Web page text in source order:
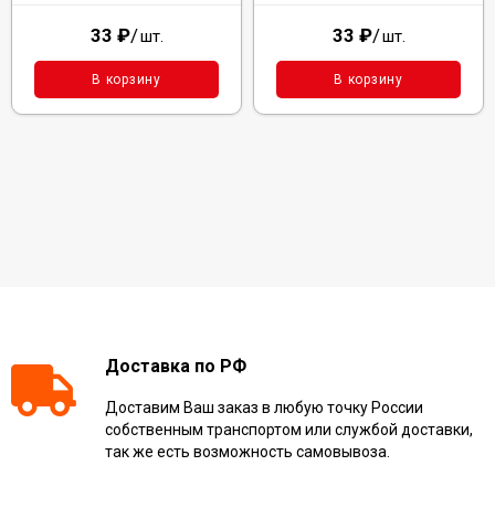
33 ₽/шт.
В корзину
33 ₽/шт.
В корзину
Доставка по РФ
Доставим Ваш заказ в любую точку России
собственным транспортом или службой доставки,
так же есть возможность самовывоза.